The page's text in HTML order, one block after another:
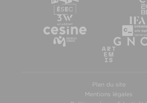
Plan du site
Mentions légales